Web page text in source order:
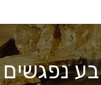
נפגשים